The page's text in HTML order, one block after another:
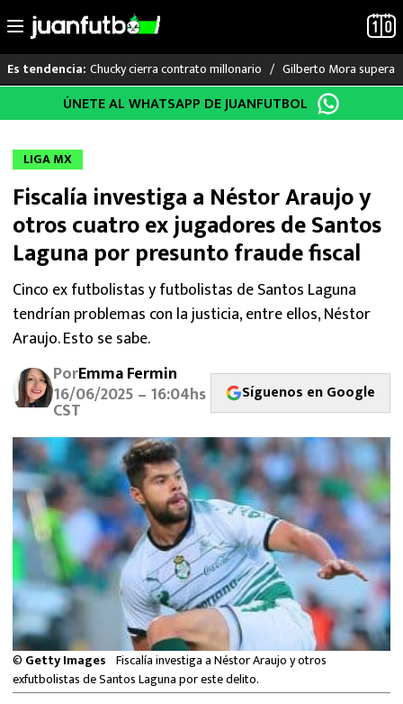
al
Es tendencia: Chucky cierra contrato millonario Gilberto Mora supera
LO ÚLTIMO
LIGA MX
RAYADOS
PUMAS
ATLANTE
SELECCIÓN MEXICANA
FUTBOL INTERNACIONAL
MEXICANOS EN EL EXTRANJERO
FUTBOL ESTUFA
FÓRMULA 1
BOXEO
LIGA MX
NFL
ÚNETE AL WHATSAPP DE JUANFUTBOL
LIGA MX
Fiscalía investiga a Néstor Araujo y
otros cuatro ex jugadores de Santos
Laguna por presunto fraude fiscal
Cinco ex futbolistas y futbolistas de Santos Laguna
tendrían problemas con la justicia, entre ellos, Néstor
Araujo. Esto se sabe.
PorEmma Fermin
16/06/2025 – 16:04hs
CST
Síguenos en Google
© Getty Images Fiscalía investiga a Néstor Araujo y otros
exfutbolistas de Santos Laguna por este delito.